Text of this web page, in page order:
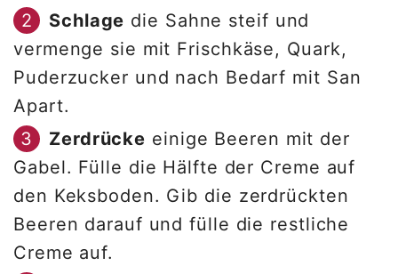
Schlage die Sahne steif und
vermenge sie mit Frischkäse, Quark,
Puderzucker und nach Bedarf mit San
Apart.
Zerdrücke einige Beeren mit der
Gabel. Fülle die Hälfte der Creme auf
den Keksboden. Gib die zerdrückten
Beeren darauf und fülle die restliche
Creme auf.